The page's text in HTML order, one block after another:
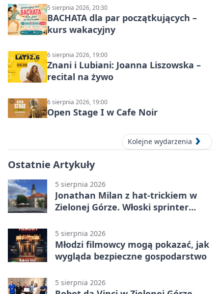
5 sierpnia 2026, 20:30
BACHATA dla par początkujących –
kurs wakacyjny
6 sierpnia 2026, 19:00
Znani i Lubiani: Joanna Liszowska –
recital na żywo
6 sierpnia 2026, 19:00
Open Stage I w Cafe Noir
Kolejne wydarzenia
Ostatnie Artykuły
5 sierpnia 2026
Jonathan Milan z hat-trickiem w
Zielonej Górze. Włoski sprinter
5 sierpnia 2026
Młodzi filmowcy mogą pokazać, jak
wygląda bezpieczne gospodarstwo
5 sierpnia 2026